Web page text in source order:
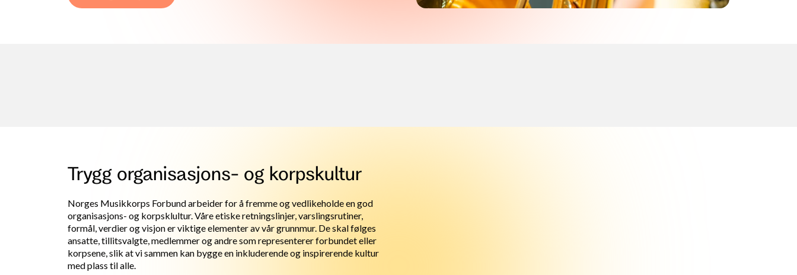
Trygg organisasjons- og korpskultur
Norges Musikkorps Forbund arbeider for å fremme og vedlikeholde en god
organisasjons- og korpsklultur. Våre etiske retningslinjer, varslingsrutiner,
formål, verdier og visjon er viktige elementer av vår grunnmur. De skal følges
ansatte, tillitsvalgte, medlemmer og andre som representerer forbundet eller
korpsene, slik at vi sammen kan bygge en inkluderende og inspirerende kultur
med plass til alle.